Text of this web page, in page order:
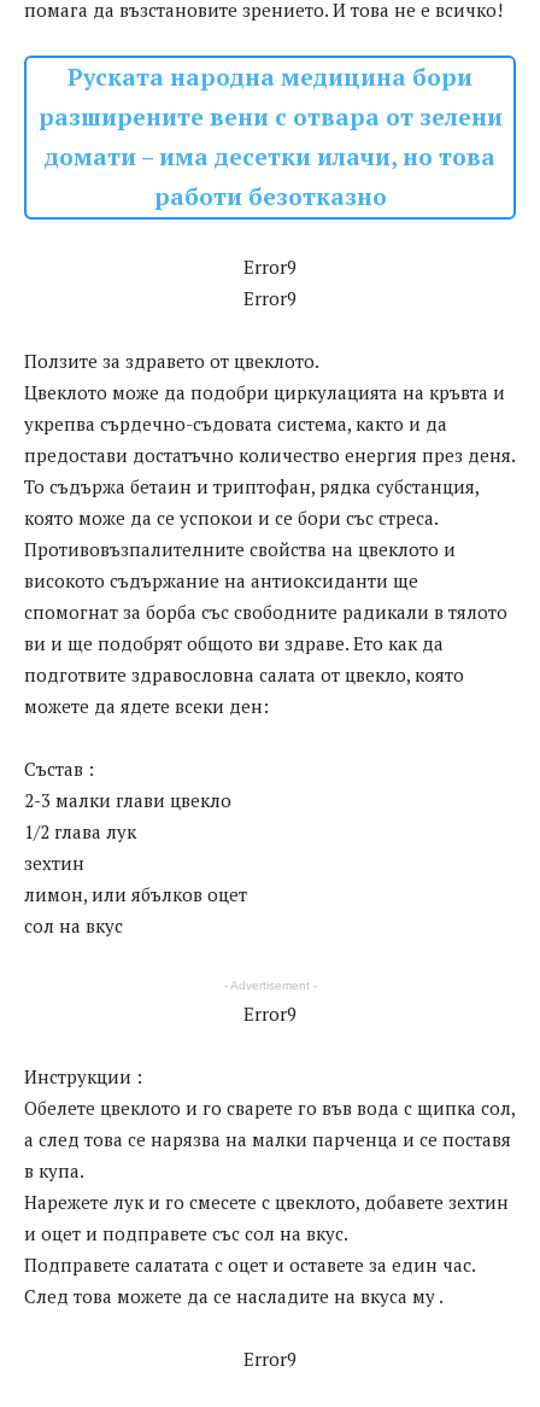
помага да възстановите зрението. И това не е всичко!
Руската народна медицина бори
разширените вени с отвара от зелени
домати – има десетки илачи, но това
работи безотказно
Error9
Error9
Ползите за здравето от цвеклото.
Цвеклото може да подобри циркулацията на кръвта и
укрепва сърдечно-съдовата система, както и да
предостави достатъчно количество енергия през деня.
То съдържа бетаин и триптофан, рядка субстанция,
която може да се успокои и се бори със стреса.
Противовъзпалителните свойства на цвеклото и
високото съдържание на антиоксиданти ще
спомогнат за борба със свободните радикали в тялото
ви и ще подобрят общото ви здраве. Ето как да
подготвите здравословна салата от цвекло, която
можете да ядете всеки ден:
Състав :
2-3 малки глави цвекло
1/2 глава лук
зехтин
лимон, или ябълков оцет
сол на вкус
- Advertisement -
Error9
Инструкции :
Обелете цвеклото и го сварете го във вода с щипка сол,
а след това се нарязва на малки парченца и се поставя
в купа.
Нарежете лук и го смесете с цвеклото, добавете зехтин
и оцет и подправете със сол на вкус.
Подправете салатата с оцет и оставете за един час.
След това можете да се насладите на вкуса му .
Error9